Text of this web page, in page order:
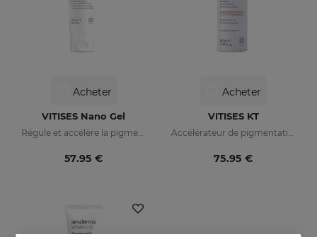
Acheter
VITISES Nano Gel
Régule et accélère la pigmentation de la peau
57.95 €
Acheter
VITISES KT
Accélérateur de pigmentation de la peau
75.95 €